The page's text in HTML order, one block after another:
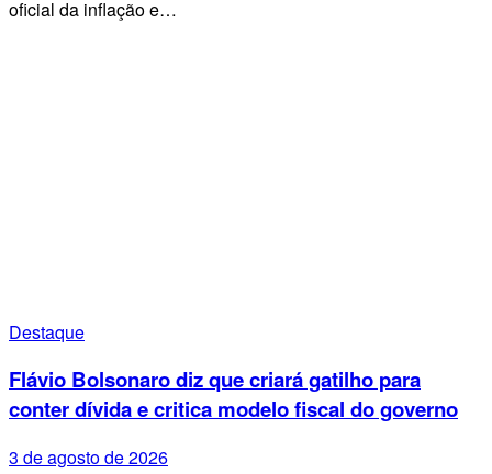
oficial da inflação e…
Destaque
Flávio Bolsonaro diz que criará gatilho para
conter dívida e critica modelo fiscal do governo
3 de agosto de 2026